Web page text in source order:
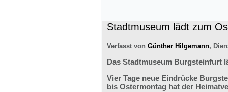
Stadtmuseum lädt zum
Verfasst von Günther Hilgemann,
Das Stadtmuseum Burgsteinfurt
Vier Tage neue Eindrücke
bis Ostermontag hat der